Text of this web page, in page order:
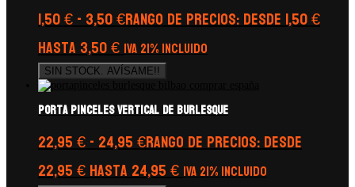
1,50€-3,50€Rango de precios: desde 1,50 €
hasta 3,50 € IVA 21% Incluido
SIN STOCK. AVÍSAME!!
Porta Pinceles vertical de Burlesque
22,95€-24,95€Rango de precios: desde
22,95 € hasta 24,95 € IVA 21% Incluido